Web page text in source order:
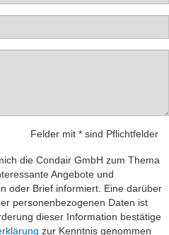
Felder mit * sind Pflichtfelder
die Condair GmbH zum Thema
Angebote und
oder Brief informiert. Eine darüber
personenbezogenen Daten ist
dieser Information bestätige
zur Kenntnis genommen